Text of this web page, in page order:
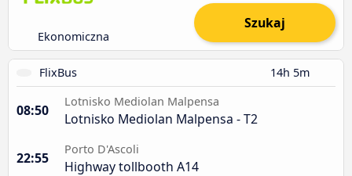
Ekonomiczna
Szukaj
FlixBus 14h 5m
08:50
Lotnisko Mediolan Malpensa
Lotnisko Mediolan Malpensa - T2
22:55
Porto D'Ascoli
Highway tollbooth A14